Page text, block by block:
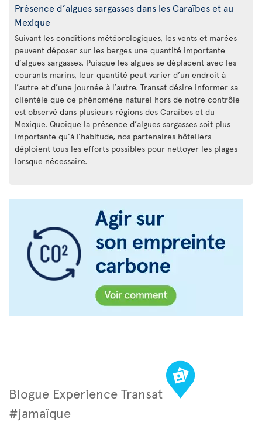
Présence d’algues sargasses dans les Caraïbes et au
Mexique
Suivant les conditions météorologiques, les vents et marées
peuvent déposer sur les berges une quantité importante
d’algues sargasses. Puisque les algues se déplacent avec les
courants marins, leur quantité peut varier d’un endroit à
l’autre et d’une journée à l’autre. Transat désire informer sa
clientèle que ce phénomène naturel hors de notre contrôle
est observé dans plusieurs régions des Caraïbes et du
Mexique. Quoique la présence d’algues sargasses soit plus
importante qu’à l’habitude, nos partenaires hôteliers
déploient tous les efforts possibles pour nettoyer les plages
lorsque nécessaire.
Blogue Experience Transat
#jamaïque